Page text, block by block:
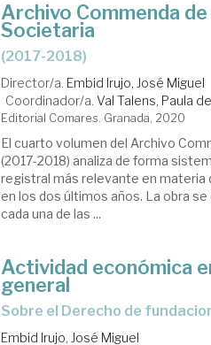
Archivo Commenda
Societaria
(2017-2018)
Director/a. Embid Irujo, José Miguel
Coordinador/a.Val Talens, Paula
Editorial Comares. Granada, 2020
El cuarto volumen del Archivo
(2017-2018) analiza de forma
registral más relevante en materia
en los dos últimos años. La obra
cada una de las ...
Actividad económica
general
sobre el Derecho de
Embid Irujo, José Miguel